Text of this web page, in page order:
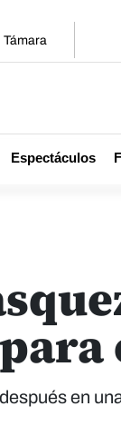
Támara
Espectáculos
en